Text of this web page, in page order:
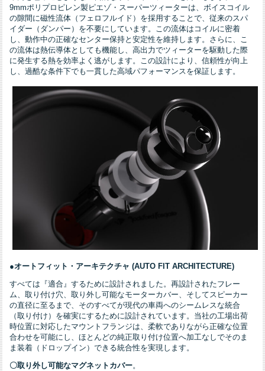
9mmポリプロピレン製ピエゾ・スーパーツィーターは、ボイスコイル
の隙間に磁性流体（フェロフルイド）を採用することで、従来のスパ
イダー（ダンパー）を不要にしています。この流体はコイルに密着
し、動作中の正確なセンター保持と安定性を維持します。さらに、こ
の流体は熱伝導体としても機能し、高出力でツィーターを駆動した際
に発生する熱を効率よく逃がします。この設計により、信頼性が向上
し、過酷な条件下でも一貫した高域パフォーマンスを保証します。
●オートフィット・アーキテクチャ (AUTO FIT ARCHITECTURE)
すべては『適合』するために設計されました。再設計されたフレー
ム、取り付け穴、取り外し可能なモーターカバー、そしてスピーカー
の直径に至るまで、そのすべてが現代の車両へのシームレスな統合
（取り付け）を確実にするために設計されています。当社の工場出荷
時位置に対応したマウントフランジは、柔軟でありながら正確な位置
合わせを可能にし、ほとんどの純正取り付け位置へ加工なしでそのま
ま装着（ドロップイン）できる統合性を実現します。
〇取り外し可能なマグネットカバー。